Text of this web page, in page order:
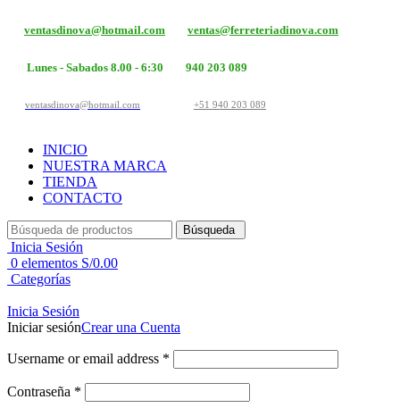
ventasdinova@hotmail.com ventas@ferreteriadinova.com
Lunes - Sabados 8.00 - 6:30 940 203 089
ventasdinova@hotmail.com +51 940 203 089
INICIO
NUESTRA MARCA
TIENDA
CONTACTO
Búsqueda
Inicia Sesión
0 elementos S/0.00
Categorías
Inicia Sesión
Iniciar sesiónCrear una Cuenta
Username or email address *
Contraseña *